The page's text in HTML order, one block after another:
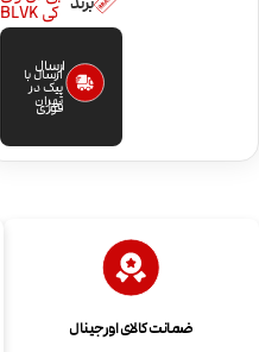
کی BLVK
ارسال
فوری
ارسال با
پیک در
تهران
ضمانت کالای اورجینال